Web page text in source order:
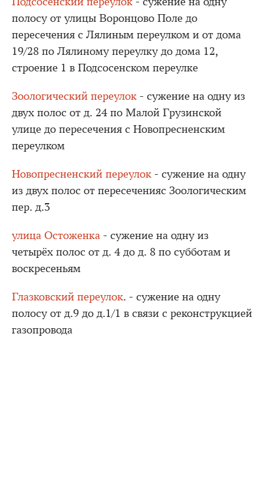
полосу от улицы Воронцово Поле до
пересечения с Лялиным переулком и от дома
19/28 по Лялиному переулку до дома 12,
строение 1 в Подсосенском переулке
Зоологический переулок - сужение на одну из
двух полос от д. 24 по Малой Грузинской
улице до пересечения с Новопресненским
переулком
Новопресненский переулок - сужение на одну
из двух полос от пересеченияс Зоологическим
пер. д.3
улица Остоженка - сужение на одну из
четырёх полос от д. 4 до д. 8 по субботам и
воскресеньям
Глазковский переулок. - сужение на одну
полосу от д.9 до д.1/1 в связи с реконструкцией
газопровода